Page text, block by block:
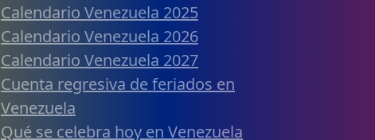
Calendario Venezuela 2025
Calendario Venezuela 2026
Calendario Venezuela 2027
Cuenta regresiva de feriados en
Venezuela
Qué se celebra hoy en Venezuela